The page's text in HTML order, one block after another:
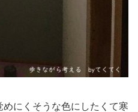
にくそうな色にしたくて寒